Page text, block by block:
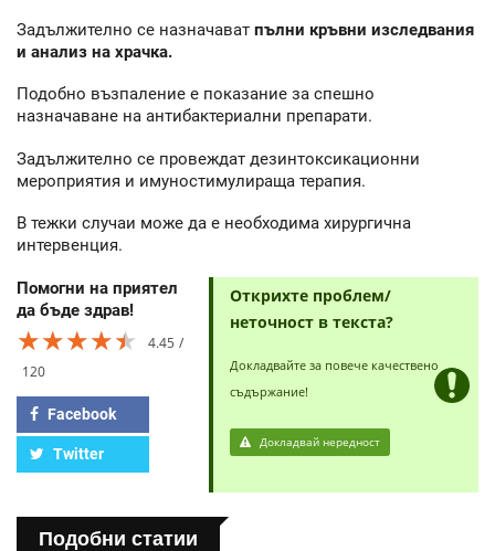
Задължително се назначават пълни кръвни изследвания
и анализ на храчка.
Подобно възпаление е показание за спешно
назначаване на антибактериални препарати.
Задължително се провеждат дезинтоксикационни
мероприятия и имуностимулираща терапия.
В тежки случаи може да е необходима хирургична
интервенция.
Помогни на приятел
да бъде здрав!
★★★★★
★★★★★
★★★★★
4.45
120
Facebook
Twitter
Открихте проблем/
неточност в текста?
Докладвайте за повече качествено
съдържание!
Докладвай нередност
Подобни статии